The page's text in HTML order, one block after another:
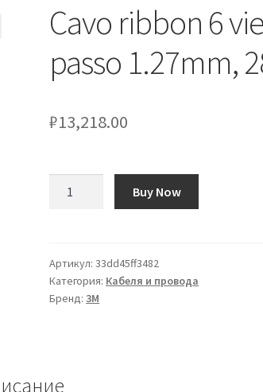
Cavo ribbon 6
passo 1.27mm,
₽13,218.00
6
vie
3M,
AWG
Buy Now
Артикул:33dd45ff3482
Категория: Кабеля и провода
Бренд: 3M